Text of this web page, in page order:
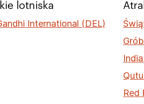
lotniska
International (DEL)
Red